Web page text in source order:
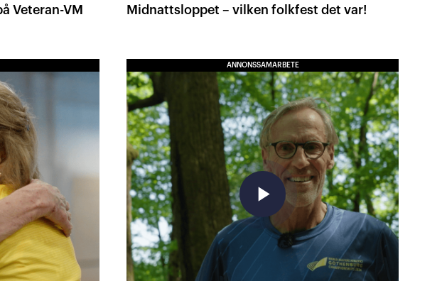
Veteran-VM Midnattsloppet – vilken folkfest det var!
ANNONSSAMARBETE
play_arrow